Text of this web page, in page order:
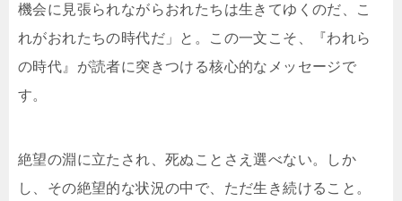
機会に見張られながらおれたちは生きてゆくのだ、こ
れがおれたちの時代だ」と。この一文こそ、『われら
の時代』が読者に突きつける核心的なメッセージで
す。
絶望の淵に立たされ、死ぬことさえ選べない。しか
し、その絶望的な状況の中で、ただ生き続けること。